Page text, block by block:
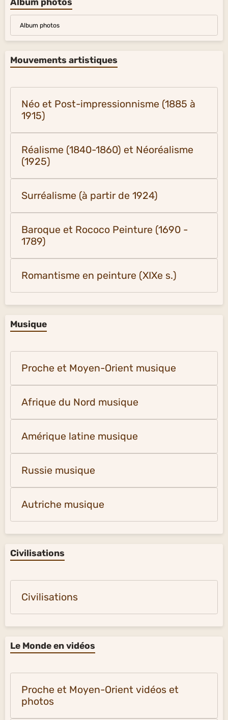
Album photos
Album photos
Mouvements artistiques
Néo et Post-impressionnisme (1885 à
1915)
Réalisme (1840-1860) et Néoréalisme
(1925)
Surréalisme (à partir de 1924)
Baroque et Rococo Peinture (1690 -
1789)
Romantisme en peinture (XIXe s.)
Musique
Proche et Moyen-Orient musique
Afrique du Nord musique
Amérique latine musique
Russie musique
Autriche musique
Civilisations
Civilisations
Le Monde en vidéos
Proche et Moyen-Orient vidéos et
photos